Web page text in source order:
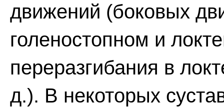
движений (боковых
голеностопном и
переразгибания в
д.). В некоторых